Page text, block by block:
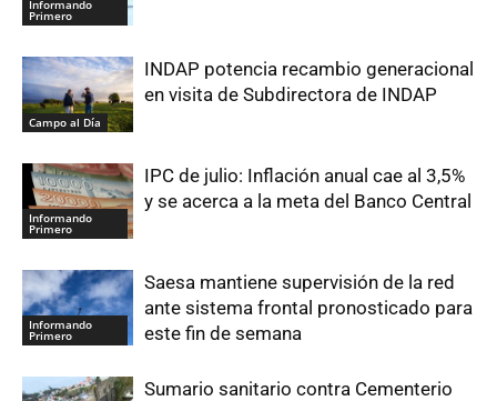
Informando
Primero
Campo al Día
INDAP potencia recambio generacional
en visita de Subdirectora de INDAP
Informando
Primero
IPC de julio: Inflación anual cae al 3,5%
y se acerca a la meta del Banco Central
Informando
Primero
Saesa mantiene supervisión de la red
ante sistema frontal pronosticado para
este fin de semana
Sumario sanitario contra Cementerio